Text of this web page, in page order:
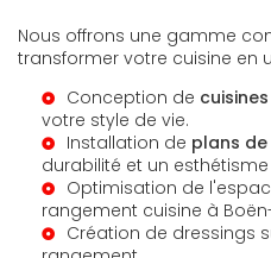
Nous offrons une gamme
transformer votre cuisine en
Conception de
votre style de vie.
Installation de plans
durabilité et un
Optimisation de
rangement cuisine à
Création de dressings